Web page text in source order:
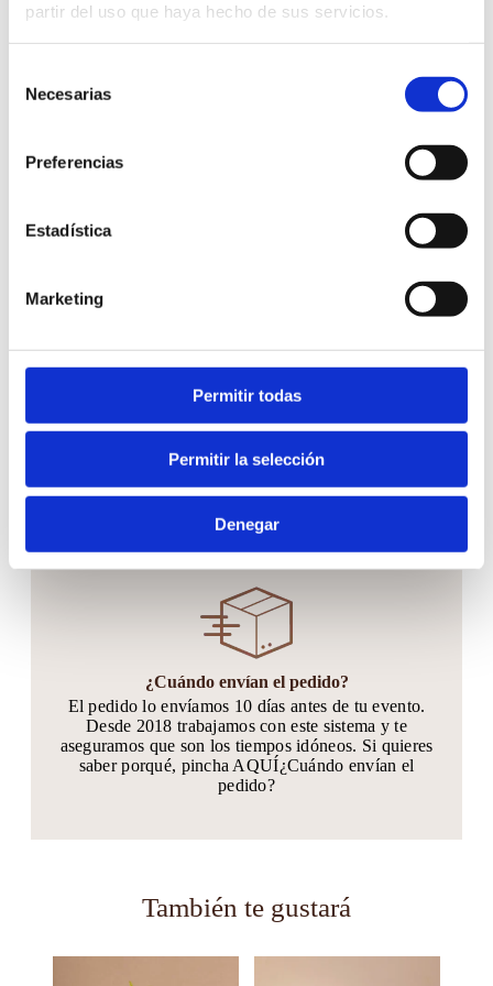
partir del uso que haya hecho de sus servicios.
Necesarias
Preferencias
Estadística
Marketing
Permitir todas
Permitir la selección
Denegar
Puedes hacer tu pedido hasta 30 días antes de tu
gran día. Si quieres quedarte tranquilo y anticiparte
¿Puedo ver antes el producto?
Coordinaremos una cita por vídeo llamada para que
lo veas en vivo, o también puedes solicitar una
muestra llamándonos641209311
escribiéndonos ahola@mirandagreen.es. Te
recibes en 24hs.
¿Cuándo envían el pedido?
El pedido lo envíamos 10 días antes de tu evento.
Desde 2018 trabajamos con este sistema y te
aseguramos que son los tiempos idóneos. Si quieres
saber porqué, pincha AQUÍ¿Cuándo envían el
pedido?
También te gustará